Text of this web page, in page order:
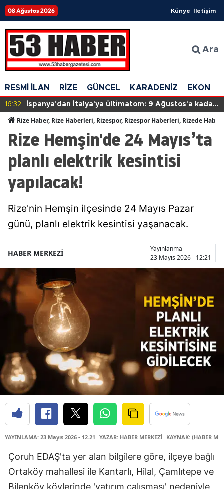
08 Ağustos 2026 Künye İletişim
Ara
RESMİ İLAN RİZE GÜNCEL KARADENİZ
16:32
İspanya'dan İtalya'ya ültimatom: 9 Ağustos'a kadar
Rize Haber, Rize Haberleri, Rizespor, Rizespor Haberleri, Rizede
Rize Hemşin'de 24 Mayıs’ta
planlı elektrik kesintisi
yapılacak!
Rize'nin Hemşin ilçesinde 24 Mayıs Pazar
günü, planlı elektrik kesintisi yaşanacak.
HABER MERKEZİ
Yayınlanma
23 Mayıs 2026 - 12:21
YAYINLAMA: 23 Mayıs 2026 - 12.21 YAZAR: HABER MERKEZİ KAYNAK: (HABER
Çoruh EDAŞ'ta yer alan bilgilere göre, ilçeye bağlı
Ortaköy mahallesi ile Kantarlı, Hilal, Çamlıtepe ve
Bilenköy köylerinde 'yatırım çalışması' nedeniyle